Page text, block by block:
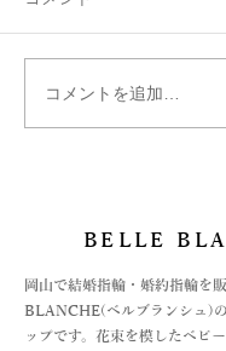
絵文字は刻印で
コメントを追加…
BELLE
岡山で結婚指輪・婚約指輪を
BLANCHE(ベルブランシュ)
ップです。花束を模したベビ